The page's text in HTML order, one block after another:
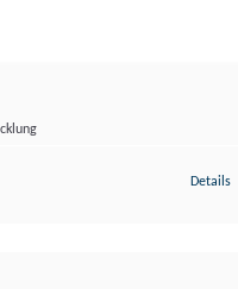
Komplexe funktionale
Integrität oder
Details